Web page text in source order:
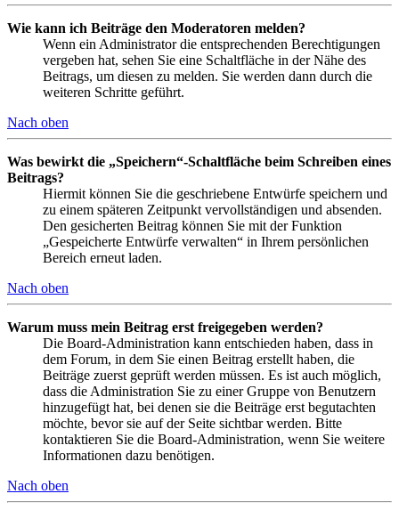
Wie kann ich Beiträge den Moderatoren melden?
Wenn ein Administrator die entsprechenden Berechtigungen
vergeben hat, sehen Sie eine Schaltfläche in der Nähe des
Beitrags, um diesen zu melden. Sie werden dann durch die
weiteren Schritte geführt.
Nach oben
Was bewirkt die „Speichern“-Schaltfläche beim Schreiben eines
Beitrags?
Hiermit können Sie die geschriebene Entwürfe speichern und
zu einem späteren Zeitpunkt vervollständigen und absenden.
Den gesicherten Beitrag können Sie mit der Funktion
„Gespeicherte Entwürfe verwalten“ in Ihrem persönlichen
Bereich erneut laden.
Nach oben
Warum muss mein Beitrag erst freigegeben werden?
Die Board-Administration kann entschieden haben, dass in
dem Forum, in dem Sie einen Beitrag erstellt haben, die
Beiträge zuerst geprüft werden müssen. Es ist auch möglich,
dass die Administration Sie zu einer Gruppe von Benutzern
hinzugefügt hat, bei denen sie die Beiträge erst begutachten
möchte, bevor sie auf der Seite sichtbar werden. Bitte
kontaktieren Sie die Board-Administration, wenn Sie weitere
Informationen dazu benötigen.
Nach oben